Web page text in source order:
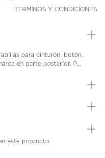
TÉRMINOS Y CONDICIONES
para cinturón, botón,
en parte posterior. P...
este producto.